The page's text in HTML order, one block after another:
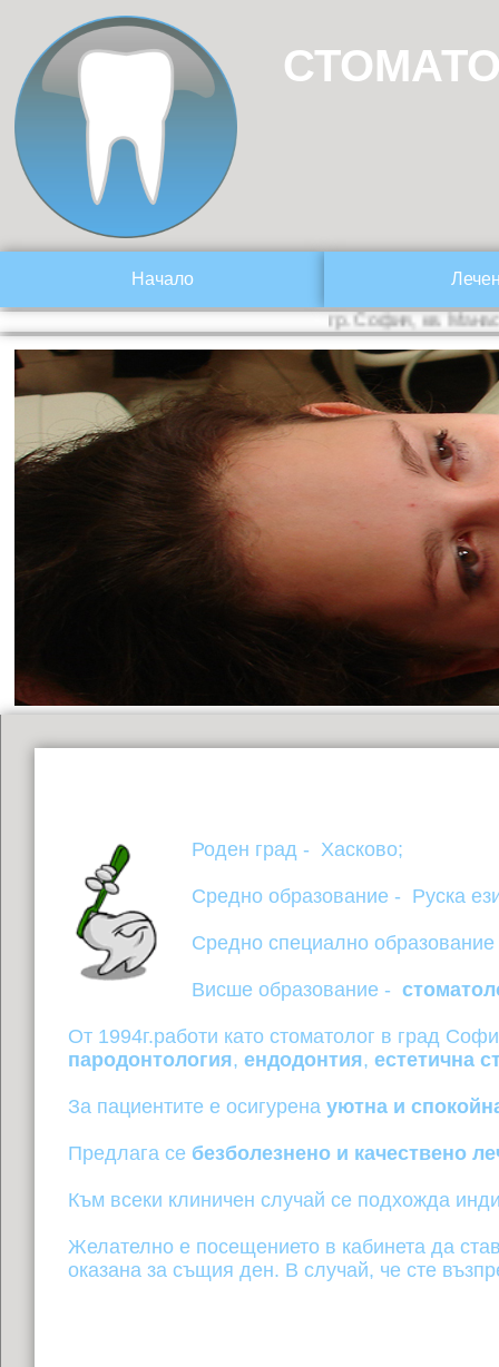
Начало
гр. София, кв.
Роден град -  Хасково;
Средно образование -  Руска
Средно специално
Висше образование -
От 1994г.работи като стоматолог в град
пародонтология, ендодонтия, естетична
За пациентите е осигурена уютна и
Предлага се безболезнено и качествено
Към всеки клиничен случай се подхожда
Желателно е посещението в кабинета да
оказана за същия ден. В случай, че сте